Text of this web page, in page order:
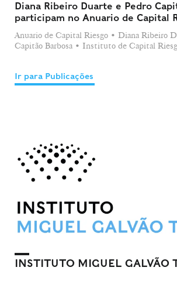
Diana Ribeiro Duarte e Pedro
participam no Anuario de Capital
Anuario de Capital Riesgo • Diana Ribeiro
Capitão Barbosa • Instituto de Capital
Ir para Publicações
INSTITUTO MIGUEL GALVÃO